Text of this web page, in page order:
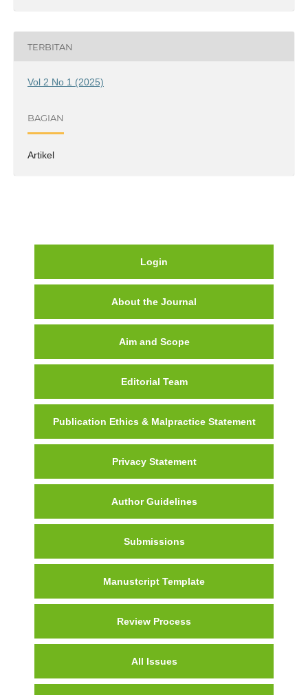
TERBITAN
Vol 2 No 1 (2025)
BAGIAN
Artikel
Login
About the Journal
Aim and Scope
Editorial Team
Publication Ethics & Malpractice Statement
Privacy Statement
Author Guidelines
Submissions
Manustcript Template
Review Process
All Issues